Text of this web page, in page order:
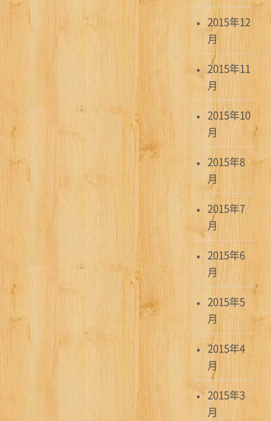
2015年12
月
2015年11
月
2015年10
月
2015年8
月
2015年7
月
2015年6
月
2015年5
月
2015年4
月
2015年3
月